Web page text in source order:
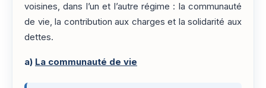
voisines, dans l’un et l’autre régime : la communauté
de vie, la contribution aux charges et la solidarité aux
dettes.
a) La communauté de vie